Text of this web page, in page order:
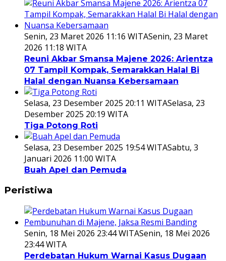
Senin, 23 Maret 2026 11:16 WITASenin, 23 Maret
2026 11:18 WITA
Reuni Akbar Smansa Majene 2026: Arientza
07 Tampil Kompak, Semarakkan Halal Bi
Halal dengan Nuansa Kebersamaan
Selasa, 23 Desember 2025 20:11 WITASelasa, 23
Desember 2025 20:19 WITA
Tiga Potong Roti
Selasa, 23 Desember 2025 19:54 WITASabtu, 3
Januari 2026 11:00 WITA
Buah Apel dan Pemuda
Peristiwa
Senin, 18 Mei 2026 23:44 WITASenin, 18 Mei 2026
23:44 WITA
Perdebatan Hukum Warnai Kasus Dugaan